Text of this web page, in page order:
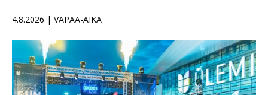
4.8.2026 | VAPAA-AIKA